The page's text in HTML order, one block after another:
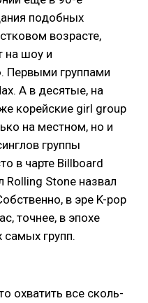
подобных
возрасте,
на шоу и
Первыми группами
А в десятые, на
корейские girl group
на местном, но и
группы
в чарте Billboard
Rolling Stone назвал
в эре K-pop
точнее, в эпохе
самых групп.
охватить все сколь-